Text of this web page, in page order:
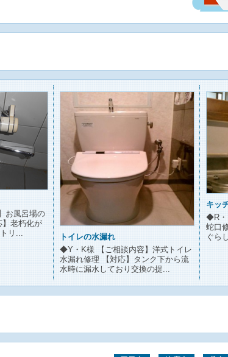
お風呂場の
】老朽化が
リ...
トイレの水漏れ
◆Y・K様 【ご相談内容】洋式トイレ
水漏れ修理 【対応】タンク下から流
水時に漏水しており交換の提...
キッ
◆R・
蛇口
ぐら